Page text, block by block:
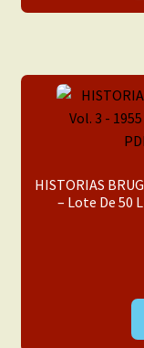
HISTORIAS
– Lote De 50